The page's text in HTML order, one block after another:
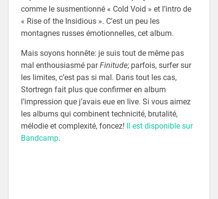
comme le susmentionné « Cold Void » et l’intro de
« Rise of the Insidious ». C’est un peu les
montagnes russes émotionnelles, cet album.
Mais soyons honnête: je suis tout de même pas
mal enthousiasmé parFinitude; parfois, surfer sur
les limites, c’est pas si mal. Dans tout les cas,
Stortregn fait plus que confirmer en album
l’impression que j’avais eue en live. Si vous aimez
les albums qui combinent technicité, brutalité,
mélodie et complexité, foncez! Il est disponible sur
Bandcamp.